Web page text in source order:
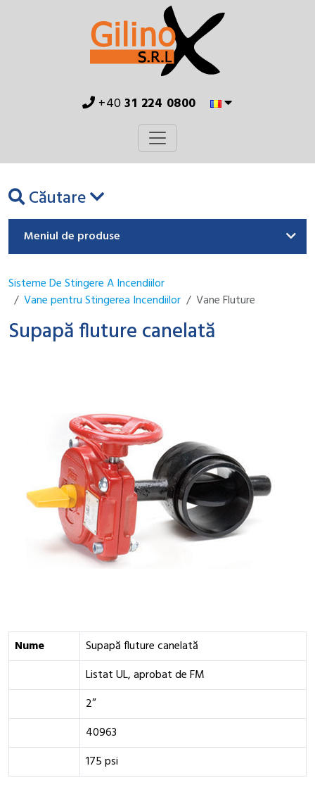
+4031 224 0800
Căutare
Meniul de produse
Sisteme De Stingere A Incendiilor
Vane pentru Stingerea Incendiilor
Vane Fluture
Supapă fluture canelată
Nume
Supapă fluture canelată
Listat UL, aprobat de FM
2″
40963
175 psi